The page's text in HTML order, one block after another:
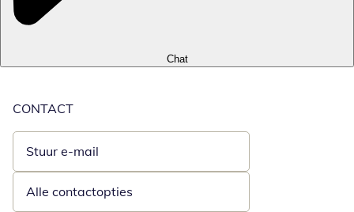
Chat
CONTACT
Stuur e-mail
Opent e-mailclient
Alle contactopties